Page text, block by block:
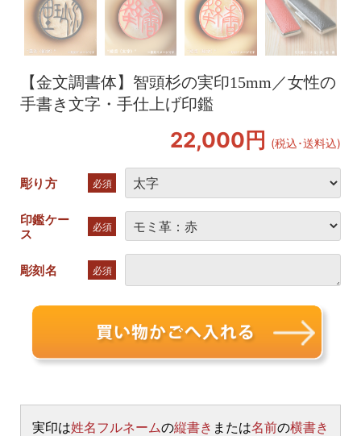
【金文調書体】智頭杉の実印15mm／女性の
手書き文字・手仕上げ印鑑
22,000円 (税込･送料込)
彫り方 必須
印鑑ケー
ス
必須
彫刻名 必須
実印は姓名フルネームの縦書き または名前の横書き